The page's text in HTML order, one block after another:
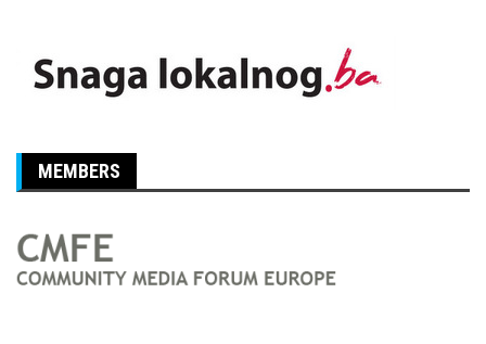
MEMBERS